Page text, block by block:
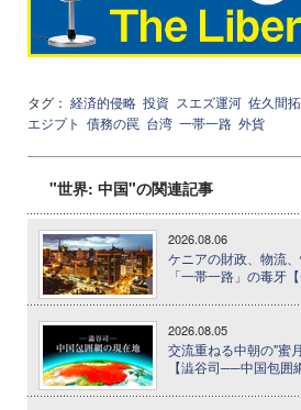
タグ： 経済的侵略 投資 スエズ運河 佐久間
エジプト 債務の罠 台湾 一帯一路 外貨
"世界: 中国"の関連記事
2026.08.06
ケニアの財政、物流
「一帯一路」の毒牙
2026.08.05
交流重ねる中朝の"蜜
【澁谷司──中国包囲